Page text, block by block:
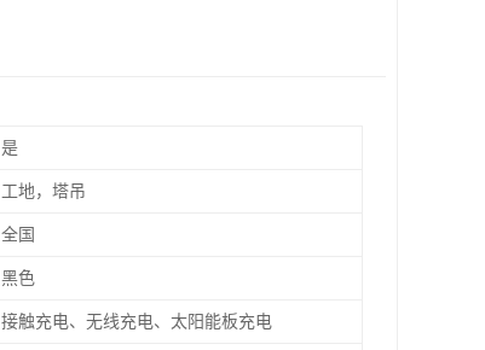
是
工地，塔吊
全国
黑色
接触充电、无线充电、太阳能板充电